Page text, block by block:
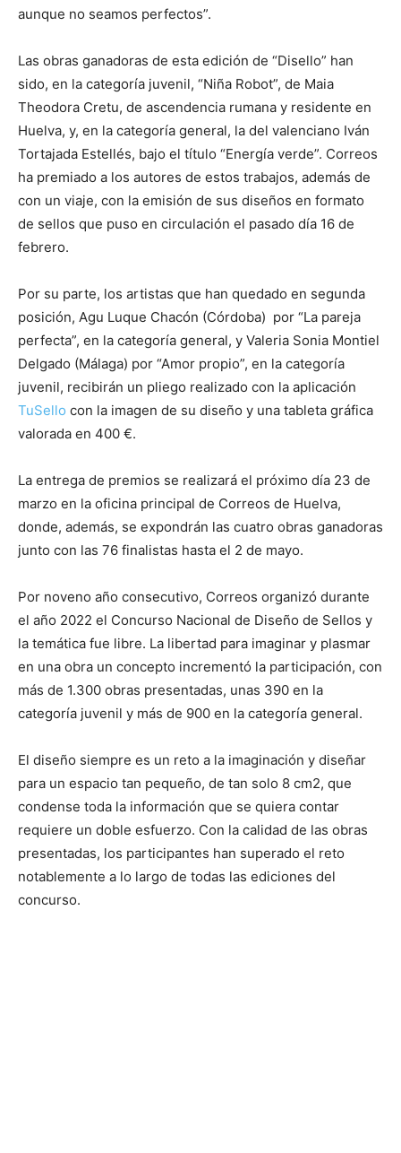
aunque no seamos perfectos”.
Las obras ganadoras de esta edición de “Disello” han
sido, en la categoría juvenil, “Niña Robot”, de Maia
Theodora Cretu, de ascendencia rumana y residente en
Huelva, y, en la categoría general, la del valenciano Iván
Tortajada Estellés, bajo el título “Energía verde”. Correos
ha premiado a los autores de estos trabajos, además de
con un viaje, con la emisión de sus diseños en formato
de sellos que puso en circulación el pasado día 16 de
febrero.
Por su parte, los artistas que han quedado en segunda
posición, Agu Luque Chacón (Córdoba) por “La pareja
perfecta”, en la categoría general, y Valeria Sonia Montiel
Delgado (Málaga) por “Amor propio”, en la categoría
juvenil, recibirán un pliego realizado con la aplicación
TuSello con la imagen de su diseño y una tableta gráfica
valorada en 400 €.
La entrega de premios se realizará el próximo día 23 de
marzo en la oficina principal de Correos de Huelva,
donde, además, se expondrán las cuatro obras ganadoras
junto con las 76 finalistas hasta el 2 de mayo.
Por noveno año consecutivo, Correos organizó durante
el año 2022 el Concurso Nacional de Diseño de Sellos y
la temática fue libre. La libertad para imaginar y plasmar
en una obra un concepto incrementó la participación, con
más de 1.300 obras presentadas, unas 390 en la
categoría juvenil y más de 900 en la categoría general.
El diseño siempre es un reto a la imaginación y diseñar
para un espacio tan pequeño, de tan solo 8 cm2, que
condense toda la información que se quiera contar
requiere un doble esfuerzo. Con la calidad de las obras
presentadas, los participantes han superado el reto
notablemente a lo largo de todas las ediciones del
concurso.